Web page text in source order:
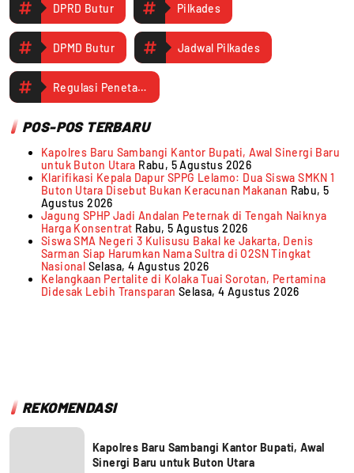
DPRD Butur Pilkades
DPMD Butur Jadwal Pilkades
Regulasi Penetapan Pilkades
POS-POS TERBARU
Kapolres Baru Sambangi Kantor Bupati, Awal Sinergi Baru
untuk Buton Utara Rabu, 5 Agustus 2026
Klarifikasi Kepala Dapur SPPG Lelamo: Dua Siswa SMKN 1
Buton Utara Disebut Bukan Keracunan Makanan Rabu, 5
Agustus 2026
Jagung SPHP Jadi Andalan Peternak di Tengah Naiknya
Harga Konsentrat Rabu, 5 Agustus 2026
Siswa SMA Negeri 3 Kulisusu Bakal ke Jakarta, Denis
Sarman Siap Harumkan Nama Sultra di O2SN Tingkat
Nasional Selasa, 4 Agustus 2026
Kelangkaan Pertalite di Kolaka Tuai Sorotan, Pertamina
Didesak Lebih Transparan Selasa, 4 Agustus 2026
REKOMENDASI
Kapolres Baru Sambangi Kantor Bupati, Awal
Sinergi Baru untuk Buton Utara